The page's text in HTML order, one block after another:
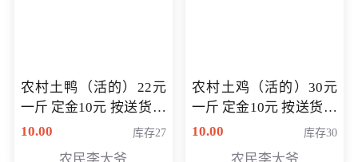
农村土鸭（活的）22元
一斤 定金10元 按送货交
付时秤重计算货款 定金
10.00 库存27
农村土鸡（活的）30元
一斤 定金10元 按送货交
付时秤重计算货款 定金
10.00 库存30